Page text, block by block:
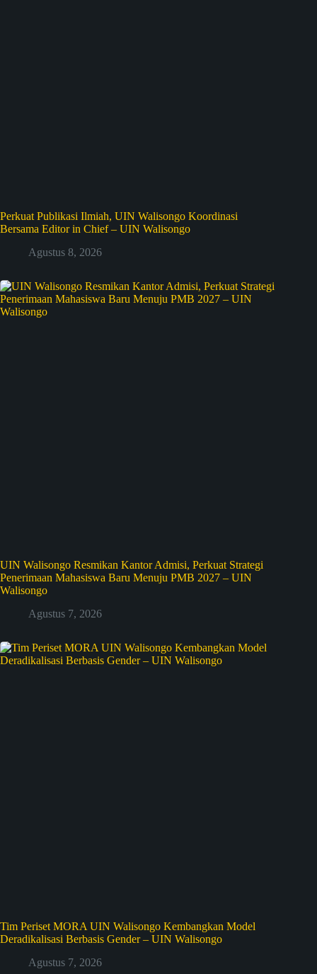
Perkuat Publikasi Ilmiah, UIN Walisongo Koordinasi
Bersama Editor in Chief – UIN Walisongo
Agustus 8, 2026
UIN Walisongo Resmikan Kantor Admisi, Perkuat Strategi
Penerimaan Mahasiswa Baru Menuju PMB 2027 – UIN
Walisongo
Agustus 7, 2026
Tim Periset MORA UIN Walisongo Kembangkan Model
Deradikalisasi Berbasis Gender – UIN Walisongo
Agustus 7, 2026